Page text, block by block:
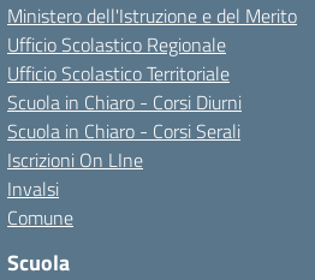
Ministero dell'Istruzione e del Merito
Ufficio Scolastico Regionale
Ufficio Scolastico Territoriale
Scuola in Chiaro - Corsi Diurni
Scuola in Chiaro - Corsi Serali
Iscrizioni On LIne
Invalsi
Comune
Scuola